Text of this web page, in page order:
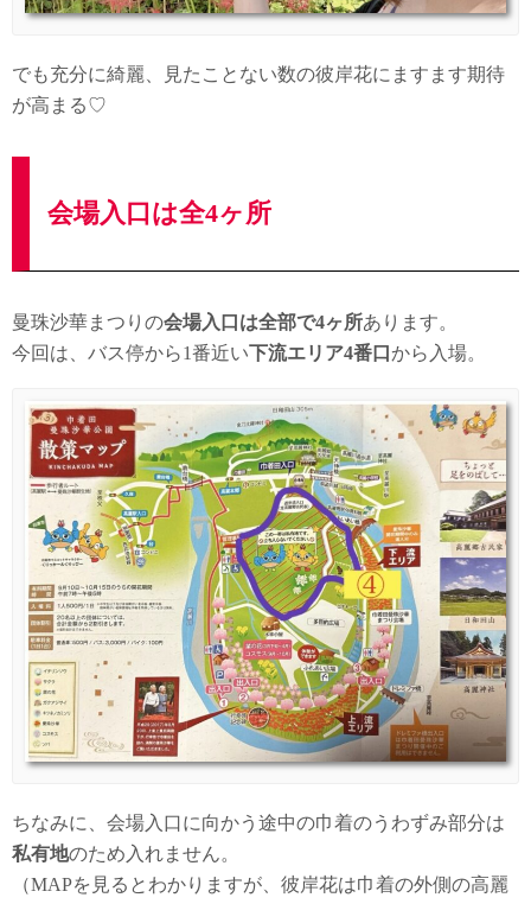
でも充分に綺麗、見たことない数の彼岸花にますます期待
が高まる♡
会場入口は全4ヶ所
曼珠沙華まつりの会場入口は全部で4ヶ所あります。
今回は、バス停から1番近い下流エリア4番口 から入場。
ちなみに、会場入口に向かう途中の巾着のうわずみ部分は
私有地のため入れません。
（MAPを見るとわかりますが、彼岸花は巾着の外側の高麗